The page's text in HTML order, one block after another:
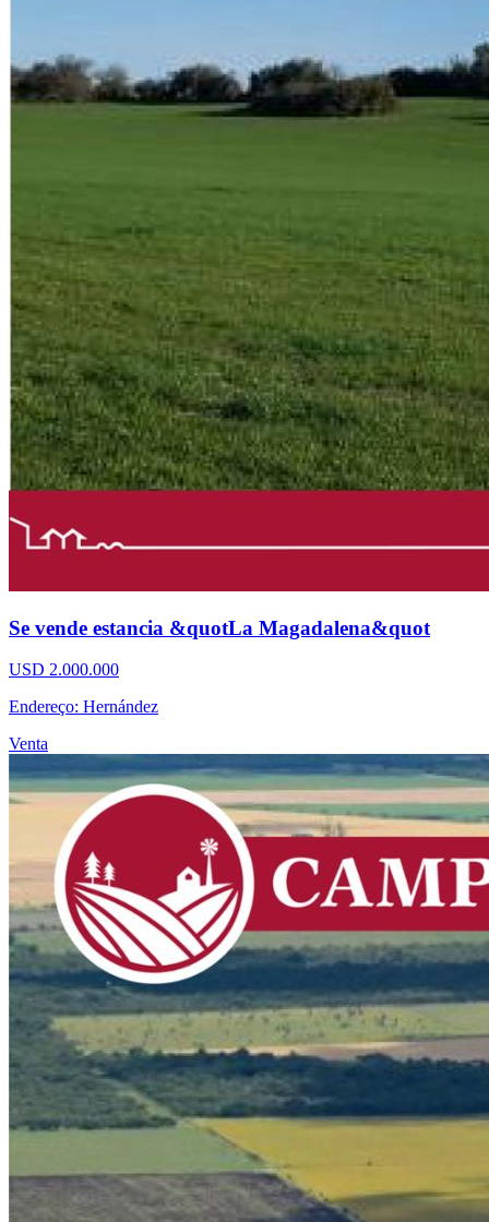
Se vende estancia &quotLa Magadalena&quot
USD 2.000.000
Endereço: Hernández
Venta